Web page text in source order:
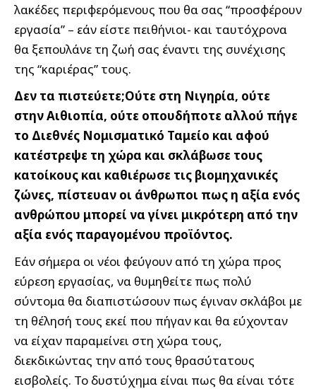
λακέδες περιφερόμενους που θα σας “προσφέρουν
εργασία” – εάν είστε πειθήνιοι- και ταυτόχρονα
θα ξεπουλάνε τη ζωή σας έναντι της συνέχισης
της “καριέρας” τους.
Δεν τα πιστεύετε;Ούτε στη Νιγηρία, ούτε
στην Αιθιοπία, ούτε οπουδήποτε αλλού πήγε
το Διεθνές Νομισματικό Ταμείο και αφού
κατέστρεψε τη χώρα και σκλάβωσε τους
κατοίκους και καθιέρωσε τις βιομηχανικές
ζώνες, πίστευαν οι άνθρωποι πως η αξία ενός
ανθρώπου μπορεί να γίνει μικρότερη από την
αξία ενός παραγομένου προϊόντος.
Εάν σήμερα οι νέοι φεύγουν από τη χώρα προς
εύρεση εργασίας, να θυμηθείτε πως πολύ
σύντομα θα διαπιστώσουν πως έγιναν σκλάβοι με
τη θέλησή τους εκεί που πήγαν και θα εύχονταν
να είχαν παραμείνει στη χώρα τους,
διεκδικώντας την από τους θρασύτατους
εισβολείς. Το δυστύχημα είναι πως θα είναι τότε